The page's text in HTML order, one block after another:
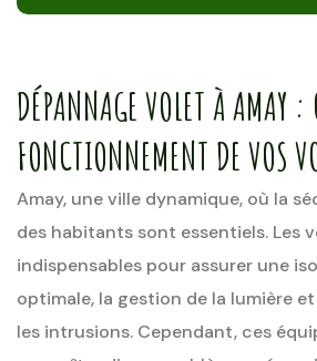
DÉPANNAGE VOLET À AMAY :
FONCTIONNEMENT DE VOS
Amay, une ville dynamique, où la
des habitants sont essentiels. Les
indispensables pour assurer une
optimale, la gestion de la lumière
les intrusions. Cependant, ces